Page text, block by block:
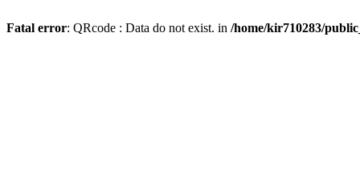
Fatal error: QRcode : Data do not exist. in /home/kir710283/